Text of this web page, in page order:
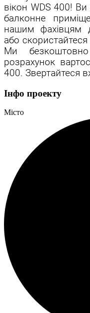
вікон WDS 400!
балконне
нашим фахівцям
або
Ми безкоштовно
розрахунок
400. Звертайтеся
Інфо проекту
Місто